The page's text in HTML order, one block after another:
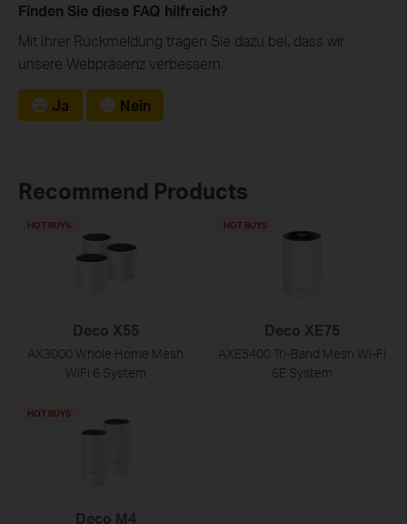
Finden Sie diese FAQ hilfreich?
Mit Ihrer Rückmeldung tragen Sie dazu bei, dass wir
unsere Webpräsenz verbessern.
Ja Nein
Recommend Products
Deco X55
AX3000 Whole Home Mesh
WiFi 6 System
HOT BUYS
Deco XE75
AXE5400 Tri-Band Mesh Wi-Fi
6E System
HOT BUYS
Deco M4
HOT BUYS